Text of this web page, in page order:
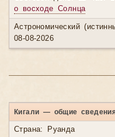
о восходе Солнца
Астрономический
08-08-2026
Кигали — общие
Страна: Руанда